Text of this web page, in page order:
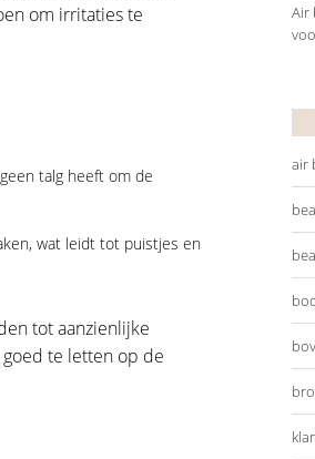
om irritaties te
talg heeft om de
wat leidt tot puistjes en
tot aanzienlijke
te letten op de
Air
air